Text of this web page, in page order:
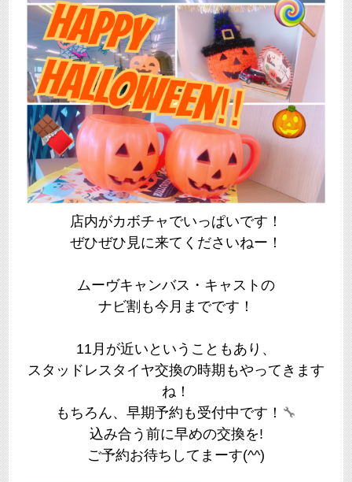
店内がカボチャでいっぱいです！
ぜひぜひ見に来てくださいねー！
ムーヴキャンバス・キャストの
ナビ割も今月までです！
11月が近いということもあり、
スタッドレスタイヤ交換の時期もやってきます
ね！
もちろん、早期予約も受付中です！ 🔧
込み合う前に早めの交換を!
ご予約お待ちしてまーす(^^)